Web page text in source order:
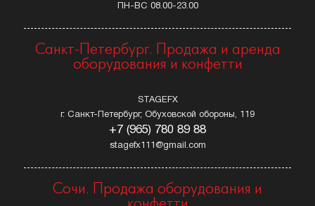
ПН-ВС 08.00-23.00
Санкт-Петербург. Продажа и аренда
оборудования и конфетти
STAGEFX
г. Санкт-Петербург, Обуховской обороны, 119
+7 (965) 780 89 88
stagefx111@gmail.com
Сочи. Продажа оборудования и